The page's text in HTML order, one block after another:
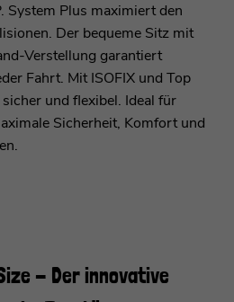
System Plus maximiert den
Der bequeme Sitz mit
Verstellung garantiert
Fahrt. Mit ISOFIX und Top
und flexibel. Ideal für
Sicherheit, Komfort und
- Der innovative